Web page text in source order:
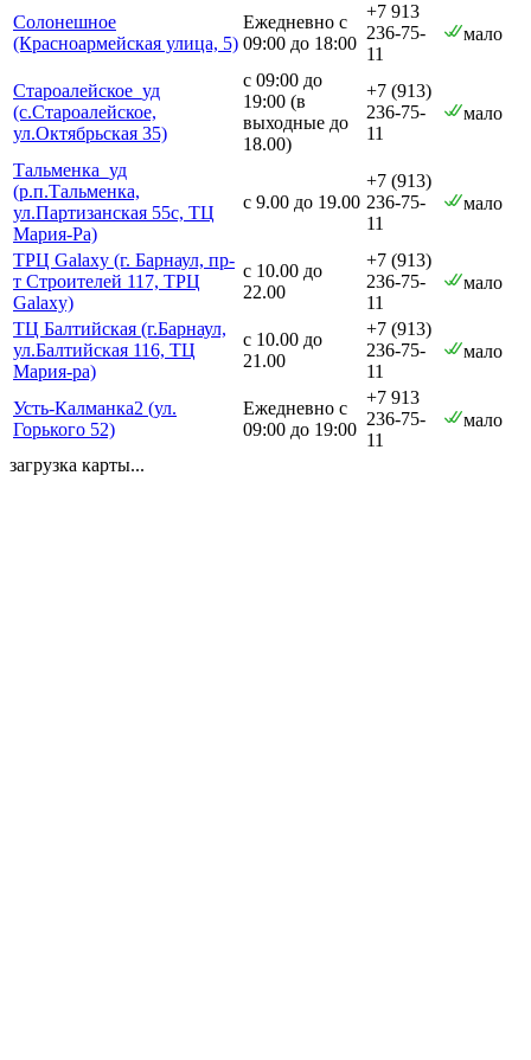
Солонешное
(Красноармейская улица, 5)
Ежедневно с
09:00 до 18:00
+7 913
236-75-
11
мало
Староалейское_уд
(с.Староалейское,
ул.Октябрьская 35)
с 09:00 до
19:00 (в
выходные до
18.00)
+7 (913)
236-75-
11
мало
Тальменка_уд
(р.п.Тальменка,
ул.Партизанская 55с, ТЦ
Мария-Ра)
с 9.00 до 19.00
+7 (913)
236-75-
11
мало
ТРЦ Galaxy (г. Барнаул, пр-
т Строителей 117, ТРЦ
Galaxy)
с 10.00 до
22.00
+7 (913)
236-75-
11
мало
ТЦ Балтийская (г.Барнаул,
ул.Балтийская 116, ТЦ
Мария-ра)
с 10.00 до
21.00
+7 (913)
236-75-
11
мало
Усть-Калманка2 (ул.
Горького 52)
Ежедневно с
09:00 до 19:00
+7 913
236-75-
11
мало
загрузка карты...